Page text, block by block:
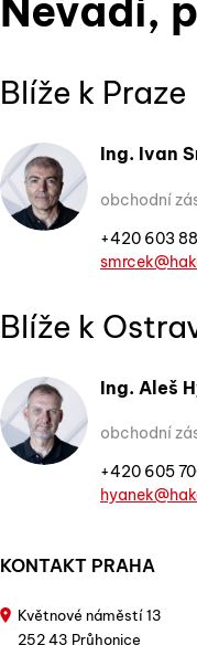
Nevadí,
Blíže k Praze
Ing. Ivan
obchodní
+420 603
Blíže k
Ing. Aleš
obchodní
+420 605
KONTAKT PRAHA
Květnové náměstí 13
252 43 Průhonice